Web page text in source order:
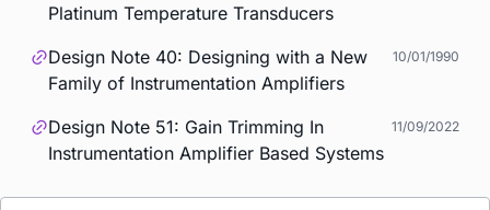
Platinum Temperature Transducers
Design Note 40: Designing with a New
Family of Instrumentation Amplifiers
10/01/1990
Design Note 51: Gain Trimming In
Instrumentation Amplifier Based Systems
11/09/2022